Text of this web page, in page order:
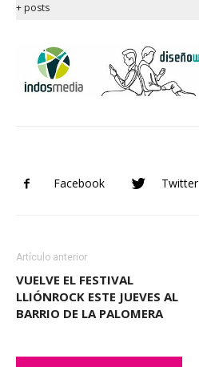
+ posts
Facebook Twitter
Artículo anterior
VUELVE EL FESTIVAL
LLIÓNROCK ESTE JUEVES AL
BARRIO DE LA PALOMERA